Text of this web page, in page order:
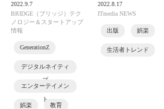
2022.9.7
BRIDGE（ブリッジ）テク
ノロジー＆スタートアップ
情報
GenerationZ
デジタルネイティ
ブ
エンターテイメン
ト
娯楽
教育
2022.8.17
ITmedia NEWS
出版 娯楽
生活者トレンド